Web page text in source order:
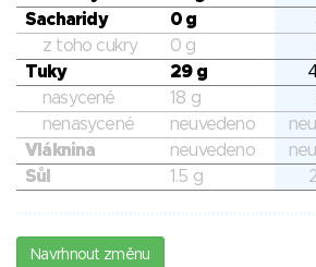
Sacharidy
0 g
z toho cukry
0 g
Tuky
29 g
nasycené
18 g
nenasycené
neuvedeno
Vláknina
neuvedeno
Sůl
1.5 g
Navrhnout změnu